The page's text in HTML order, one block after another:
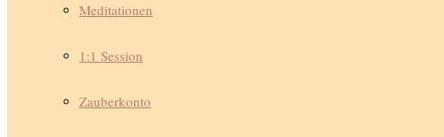
Meditationen
1:1 Session
Zauberkonto